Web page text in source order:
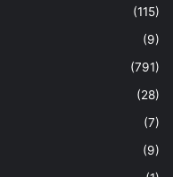
(115)
(9)
(791)
(28)
(7)
(9)